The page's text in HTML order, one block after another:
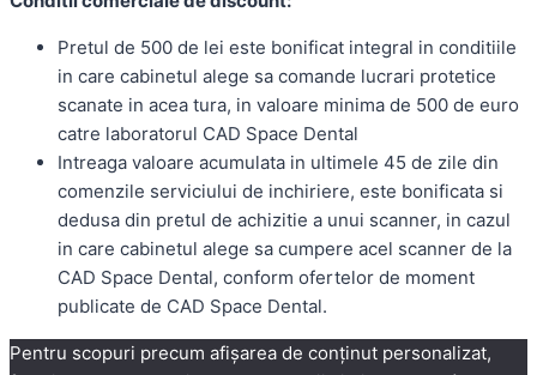
Pretul de 500 de lei este bonificat integral in conditiile
in care cabinetul alege sa comande lucrari protetice
scanate in acea tura, in valoare minima de 500 de euro
catre laboratorul CAD Space Dental
Intreaga valoare acumulata in ultimele 45 de zile din
comenzile serviciului de inchiriere, este bonificata si
dedusa din pretul de achizitie a unui scanner, in cazul
in care cabinetul alege sa cumpere acel scanner de la
CAD Space Dental, conform ofertelor de moment
publicate de CAD Space Dental.
Pentru scopuri precum afișarea de conținut personalizat,